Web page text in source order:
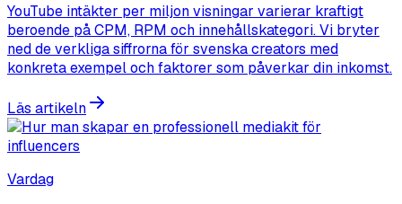
YouTube intäkter per miljon visningar varierar kraftigt
beroende på CPM, RPM och innehållskategori. Vi bryter
ned de verkliga siffrorna för svenska creators med
konkreta exempel och faktorer som påverkar din inkomst.
Läs artikeln
Vardag